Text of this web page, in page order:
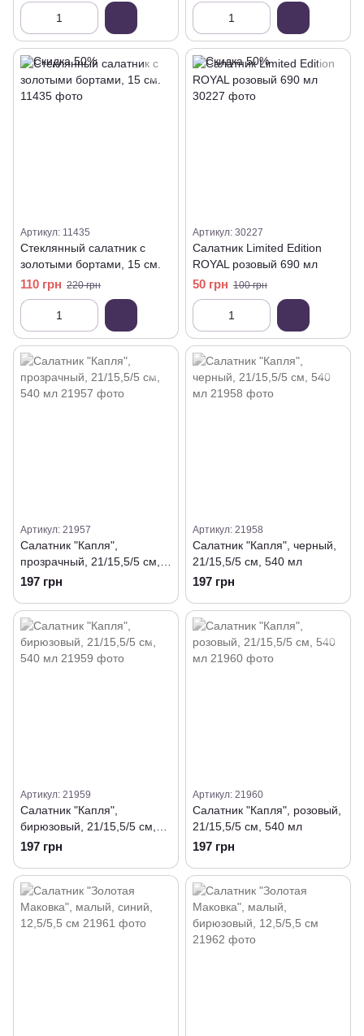
Артикул: 11435
Стеклянный салатник с
золотыми бортами, 15 см.
110 грн 220 грн
Артикул: 30227
Салатник Limited Edition
ROYAL розовый 690 мл
50 грн 100 грн
Артикул: 21957
Салатник "Капля",
прозрачный, 21/15,5/5 см,
540 мл
197 грн
Артикул: 21958
Салатник "Капля", черный,
21/15,5/5 см, 540 мл
197 грн
Артикул: 21959
Салатник "Капля",
бирюзовый, 21/15,5/5 см,
540 мл
197 грн
Артикул: 21960
Салатник "Капля", розовый,
21/15,5/5 см, 540 мл
197 грн